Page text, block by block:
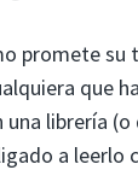
promete
que
una librería
a leerlo